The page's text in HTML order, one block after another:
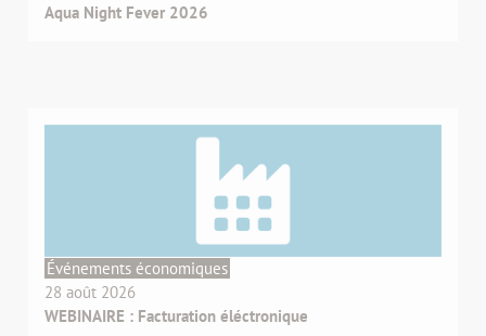
Aqua Night Fever 2026
Événements économiques
28 août 2026
WEBINAIRE : Facturation éléctronique